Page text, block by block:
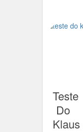
Teste
Do
Klaus